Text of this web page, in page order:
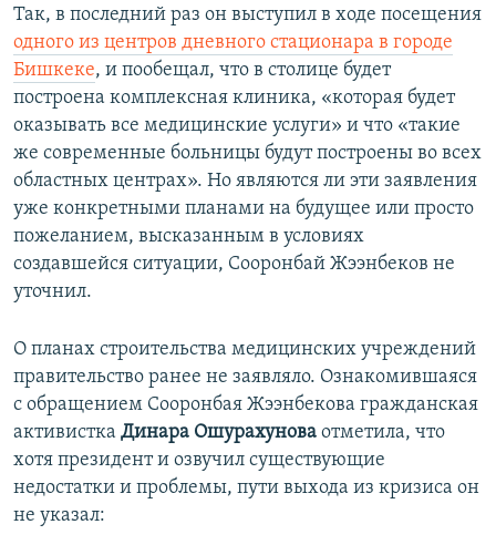
Так, в последний раз он выступил в ходе посещения
одного из центров дневного стационара в городе
Бишкеке, и пообещал, что в столице будет
построена комплексная клиника, «которая будет
оказывать все медицинские услуги» и что «такие
же современные больницы будут построены во всех
областных центрах». Но являются ли эти заявления
уже конкретными планами на будущее или просто
пожеланием, высказанным в условиях
создавшейся ситуации, Сооронбай Жээнбеков не
уточнил.
О планах строительства медицинских учреждений
правительство ранее не заявляло. Ознакомившаяся
с обращением Сооронбая Жээнбекова гражданская
активистка Динара Ошурахунова отметила, что
хотя президент и озвучил существующие
недостатки и проблемы, пути выхода из кризиса он
не указал: